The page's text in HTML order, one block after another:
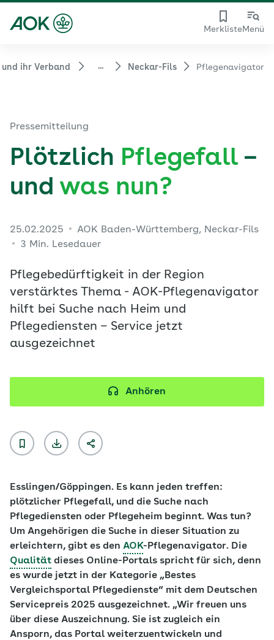
MerklisteMenü
und ihr Verband ... Neckar-Fils Pflegenavigator
Pressemitteilung
Plötzlich Pflegefall–
und was nun?
25.02.2025
AOK Baden-Württemberg, Neckar-Fils
3 Min. Lesedauer
Pflegebedürftigkeit in der Region
verstärktes Thema - AOK-Pflegenavigator
hilft bei Suche nach Heim und
Pflegediensten – Service jetzt
ausgezeichnet
Anhören
Esslingen/Göppingen. Es kann jeden treffen:
plötzlicher Pflegefall, und die Suche nach
Pflegediensten oder Pflegeheim beginnt. Was tun?
Um Angehörigen die Suche in dieser Situation zu
erleichtern, gibt es den AOK-Pflegenavigator. Die
Qualität dieses Online-Portals spricht für sich, denn
es wurde jetzt in der Kategorie „Bestes
Vergleichsportal Pflegedienste“ mit dem Deutschen
Servicepreis 2025 ausgezeichnet. „Wir freuen uns
über diese Auszeichnung. Sie ist zugleich ein
Ansporn, das Portal weiterzuentwickeln und